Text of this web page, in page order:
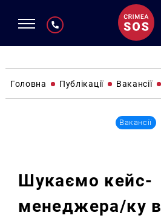
Головна Публікації Вакансії
Вакансії
Шукаємо кейс-
менеджера/ку в